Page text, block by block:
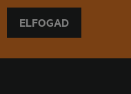
ELFOGAD